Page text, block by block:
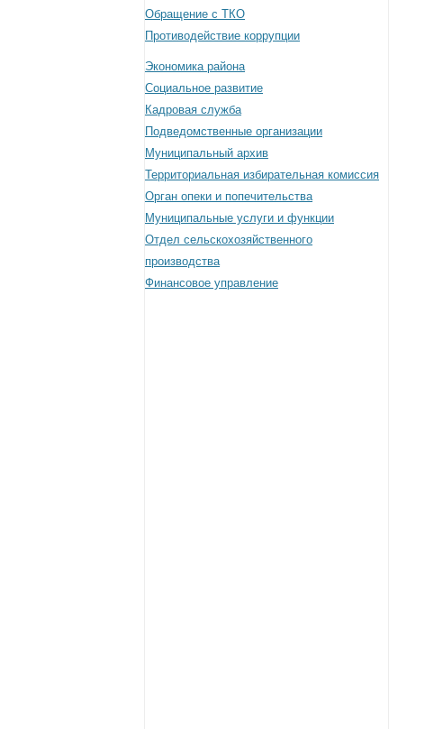
Обращение с ТКО
Противодействие коррупции
Экономика района
Социальное развитие
Кадровая служба
Подведомственные организации
Муниципальный архив
Территориальная избирательная комиссия
Орган опеки и попечительства
Муниципальные услуги и функции
Отдел сельскохозяйственного
производства
Финансовое управление